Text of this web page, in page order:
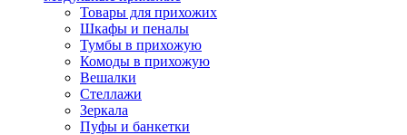
Товары для прихожих
Шкафы и пеналы
Тумбы в прихожую
Комоды в прихожую
Вешалки
Стеллажи
Зеркала
Пуфы и банкетки